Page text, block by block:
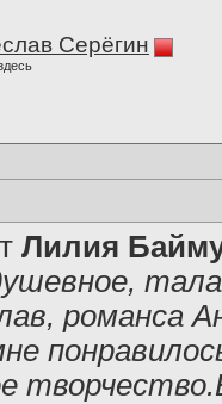
Серёгин
Лилия
романса